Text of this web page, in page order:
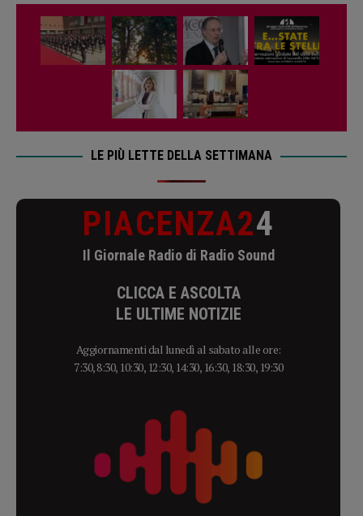
LE PIÙ LETTE DELLA SETTIMANA
PIACENZA24
Il Giornale Radio di Radio Sound
CLICCA E ASCOLTA
LE ULTIME NOTIZIE
Aggiornamenti dal lunedì al sabato alle ore:
7:30, 8:30, 10:30, 12:30, 14:30, 16:30, 18:30, 19:30